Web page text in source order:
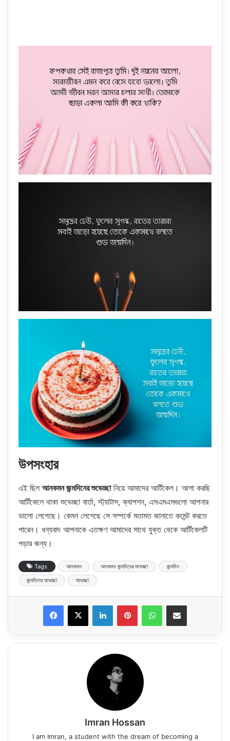
উপসংহার
এই ছিল আনকমন জন্মদিনের শুভেচ্ছানিয়ে আমাদের আর্টিকেল। আশা করছি
আর্টিকেলে থাকা শুভেচ্ছা বার্তা, স্ট্যাটাস, ক্যাপশন, এসএমএসগুলো আপনার
ভালো লেগেছে। কেমন লেগেছে সে সম্পর্কে মতামত জানাতে কমেন্ট করতে
পারেন। ধন্যবাদ আপনাকে এতক্ষণ আমাদের সাথে যুক্ত থেকে আর্টিকেলটি
পড়ার জন্য।
Tags আনকমন আনকমন জন্মদিনের শুভেচ্ছা
জন্মদিন
জন্মদিনের শুভেচ্ছা
শুভেচ্ছা
Imran Hossan
I am Imran, a student with the dream of becoming a